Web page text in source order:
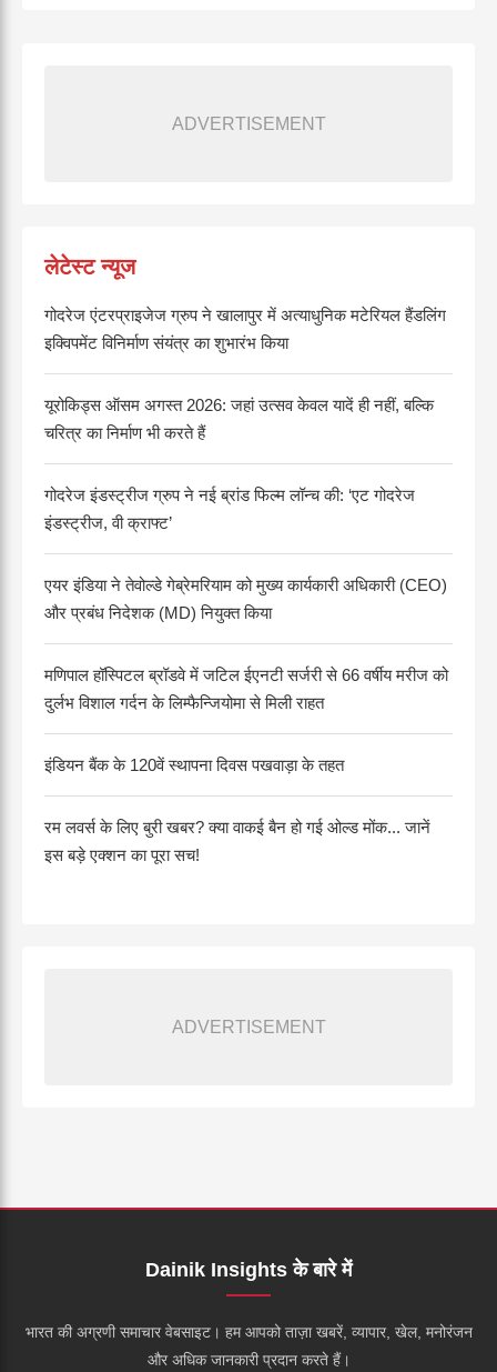
ADVERTISEMENT
लेटेस्ट न्यूज
गोदरेज एंटरप्राइजेज ग्रुप ने खालापुर में अत्याधुनिक मटेरियल हैंडलिंग
इक्विपमेंट विनिर्माण संयंत्र का शुभारंभ किया
यूरोकिड्स ऑसम अगस्त 2026: जहां उत्सव केवल यादें ही नहीं, बल्कि
चरित्र का निर्माण भी करते हैं
गोदरेज इंडस्ट्रीज ग्रुप ने नई ब्रांड फिल्म लॉन्च की: ‘एट गोदरेज
इंडस्ट्रीज, वी क्राफ्ट’
एयर इंडिया ने तेवोल्डे गेब्रेमरियाम को मुख्य कार्यकारी अधिकारी (CEO)
और प्रबंध निदेशक (MD) नियुक्त किया
मणिपाल हॉस्पिटल ब्रॉडवे में जटिल ईएनटी सर्जरी से 66 वर्षीय मरीज को
दुर्लभ विशाल गर्दन के लिम्फैन्जियोमा से मिली राहत
इंडियन बैंक के 120वें स्थापना दिवस पखवाड़ा के तहत
रम लवर्स के लिए बुरी खबर? क्या वाकई बैन हो गई ओल्ड मोंक... जानें
इस बड़े एक्शन का पूरा सच!
ADVERTISEMENT
Dainik Insights के बारे में
भारत की अग्रणी समाचार वेबसाइट। हम आपको ताज़ा खबरें, व्यापार, खेल, मनोरंजन
और अधिक जानकारी प्रदान करते हैं।